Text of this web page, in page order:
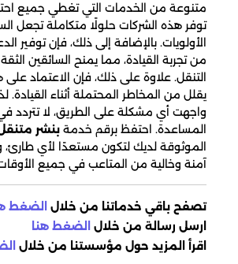
متنوعة من الخدمات التي تغطي جميع
توفر هذه الشركات حلولًا متكاملة تجعل
الأولويات. بالإضافة إلى ذلك، فإن توفير
من تجربة القيادة، مما يمنح السائقين الثقة
التنقل. علاوة على ذلك، فإن الاعتماد
يقلل من المخاطر المحتملة أثناء القيادة.
واجهت أي مشكلة على الطريق، لا تتردد
المساعدة. احتفظ برقم خدمة بنشر
الموثوقة لديك لتكون مستعدًا لأي طارئ،
آمنة وخالية من المتاعب في جميع
تصفح باقي خدماتنا من خلال الضغط
ارسل رسالة من خلال
الضغط هنا
اقرأ المزيد حول مؤسستنا من خلال